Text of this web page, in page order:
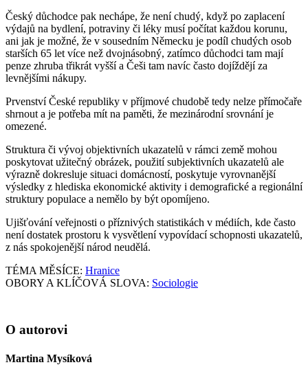
Český důchodce pak nechápe, že není chudý, když po zaplacení
výdajů na bydlení, potraviny či léky musí počítat každou korunu,
ani jak je možné, že v sousedním Německu je podíl chudých osob
starších 65 let více než dvojnásobný, zatímco důchodci tam mají
penze zhruba třikrát vyšší a Češi tam navíc často dojíždějí za
levnějšími nákupy.
Prvenství České republiky v příjmové chudobě tedy nelze přímočaře
shrnout a je potřeba mít na paměti, že mezinárodní srovnání je
omezené.
Struktura či vývoj objektivních ukazatelů v rámci země mohou
poskytovat užitečný obrázek, použití subjektivních ukazatelů ale
výrazně dokresluje situaci domácností, poskytuje vyrovnanější
výsledky z hlediska ekonomické aktivity i demografické a regionální
struktury populace a nemělo by být opomíjeno.
Ujišťování veřejnosti o příznivých statistikách v médiích, kde často
není dostatek prostoru k vysvětlení vypovídací schopnosti ukazatelů,
z nás spokojenější národ neudělá.
TÉMA MĚSÍCE: Hranice
OBORY A KLÍČOVÁ SLOVA: Sociologie
O autorovi
Martina Mysíková